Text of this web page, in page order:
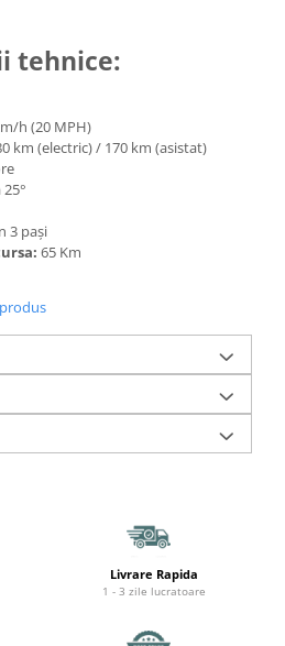
tehnice:
h (20 MPH)
km (electric) / 170 km (asistat)
3 pași
65 Km
Livrare Rapida
1 - 3 zile lucratoare